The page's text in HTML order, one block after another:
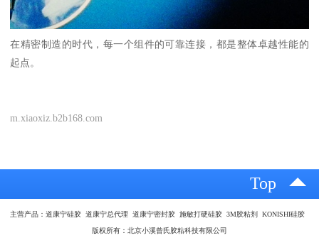
在精密制造的时代，每一个组件的可靠连接，都是整体卓越性能的
起点。
m.xiaoxiz.b2b168.com
Top
主营产品：道康宁硅胶 道康宁总代理 道康宁密封胶 施敏打硬硅胶 3M胶粘剂 KONISHI硅胶
版权所有：北京小溪曾氏胶粘科技有限公司